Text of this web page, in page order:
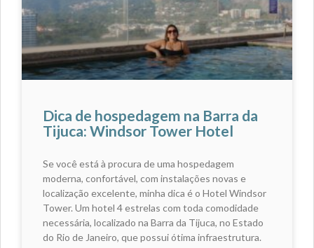
Dica de hospedagem na Barra da
Tijuca: Windsor Tower Hotel
Se você está à procura de uma hospedagem
moderna, confortável, com instalações novas e
localização excelente, minha dica é o Hotel Windsor
Tower. Um hotel 4 estrelas com toda comodidade
necessária, localizado na Barra da Tijuca, no Estado
do Rio de Janeiro, que possui ótima infraestrutura.